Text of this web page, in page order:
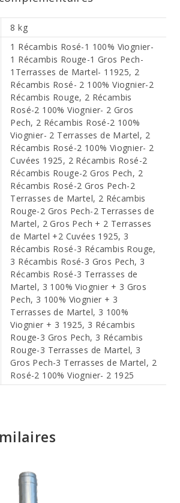
8 kg
1 Récambis Rosé-1 100% Viognier-
1 Récambis Rouge-1 Gros Pech-
1Terrasses de Martel- 11925, 2
Récambis Rosé- 2 100% Viognier-2
Récambis Rouge, 2 Récambis
Rosé-2 100% Viognier- 2 Gros
Pech, 2 Récambis Rosé-2 100%
Viognier- 2 Terrasses de Martel, 2
Récambis Rosé-2 100% Viognier- 2
Cuvées 1925, 2 Récambis Rosé-2
Récambis Rouge-2 Gros Pech, 2
Récambis Rosé-2 Gros Pech-2
Terrasses de Martel, 2 Récambis
Rouge-2 Gros Pech-2 Terrasses de
Martel, 2 Gros Pech + 2 Terrasses
de Martel +2 Cuvées 1925, 3
Récambis Rosé-3 Récambis Rouge,
3 Récambis Rosé-3 Gros Pech, 3
Récambis Rosé-3 Terrasses de
Martel, 3 100% Viognier + 3 Gros
Pech, 3 100% Viognier + 3
Terrasses de Martel, 3 100%
Viognier + 3 1925, 3 Récambis
Rouge-3 Gros Pech, 3 Récambis
Rouge-3 Terrasses de Martel, 3
Gros Pech-3 Terrasses de Martel, 2
Rosé-2 100% Viognier- 2 1925